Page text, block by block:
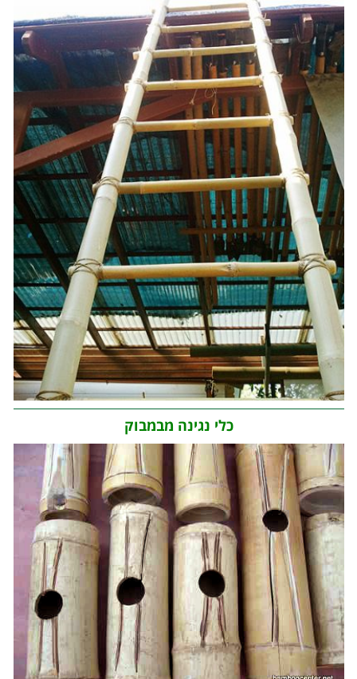
כלי נגינה מבמבוק